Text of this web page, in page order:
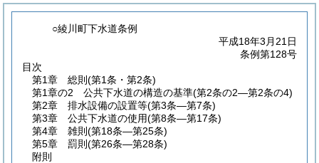
○綾川町下水道条例
平成18年3月21日
条例第128号
目次
第1章
総則 (第1条・第2条)
第1章の2
公共下水道の構造の基準(第2条の2―第2条の4)
第2章
排水設備の設置等(第3条―第7条)
第3章
公共下水道の使用(第8条―第17条)
第4章
雑則 (第18条―第25条)
第5章
罰則 (第26条―第28条)
附則